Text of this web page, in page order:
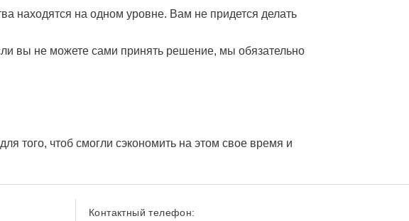
находятся на одном уровне. Вам не придется делать
вы не можете сами принять решение, мы обязательно
того, чтоб смогли сэкономить на этом свое время и
Контактный телефон: